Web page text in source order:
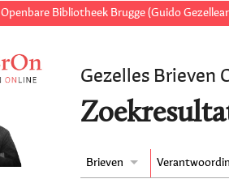
Openbare Bibliotheek Brugge (Guido
Gezelles Brieven
Brieven